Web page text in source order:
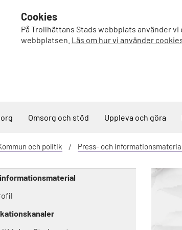
Cookies
På Trollhättans Stads webbplats använder
webbplatsen. Läs om hur vi använder
Omsorg och stöd Uppleva och göra
och politik Press- och